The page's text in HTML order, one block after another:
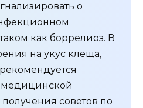
о
как боррелиоз. В
на укус клеща,
медицинской
советов по